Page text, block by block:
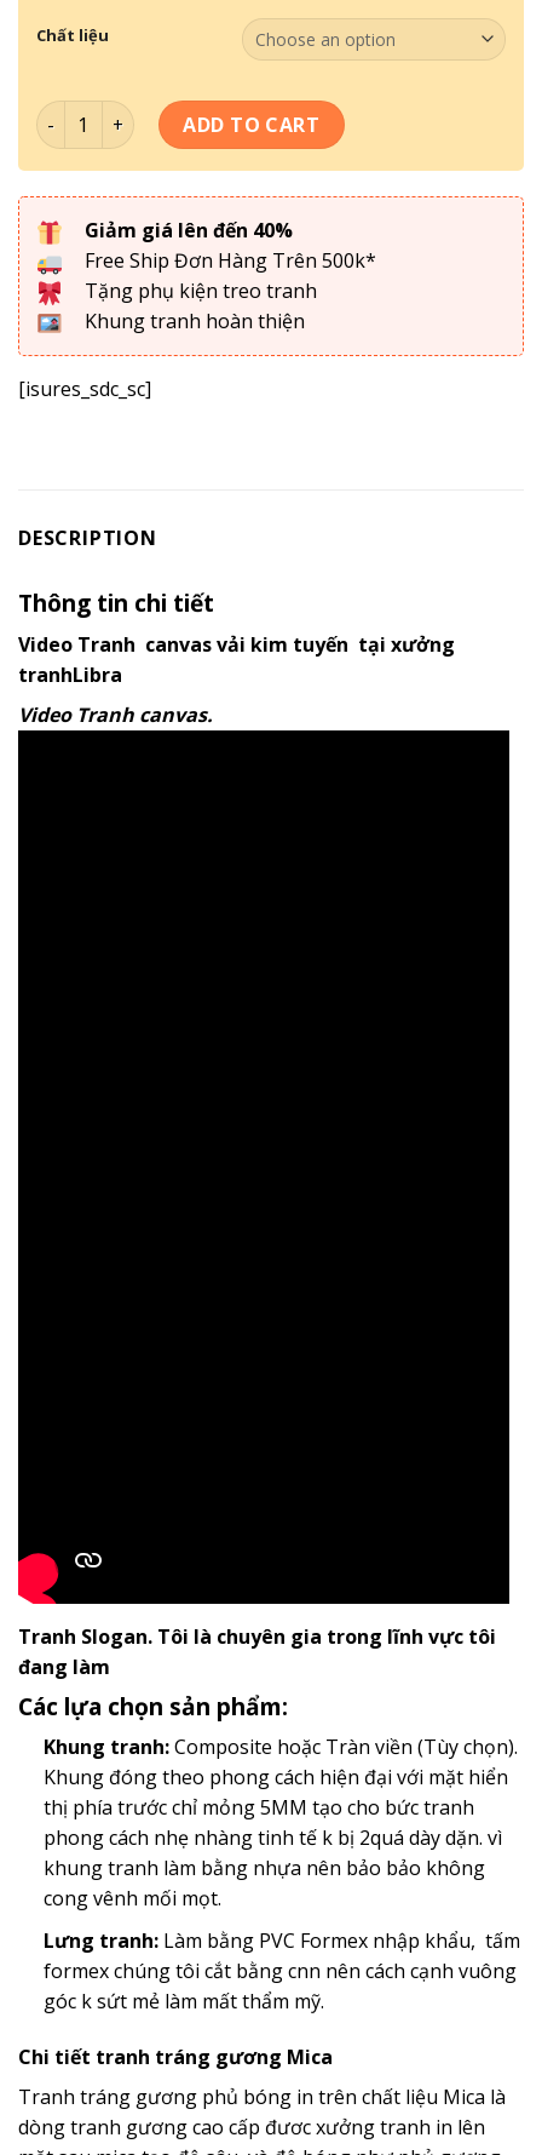
Chất liệu
Bộ 3 Tranh Sơn Dầu Bát Mã SD-014 quantity
ADD TO CART
Giảm giá lên đến 40%
Free Ship Đơn Hàng Trên 500k*
Tặng phụ kiện treo tranh
Khung tranh hoàn thiện
[isures_sdc_sc]
DESCRIPTION
Thông tin chi tiết
Video Tranh canvas vải kim tuyến tại xưởng
tranhLibra
Video Tranh canvas.
Tranh Slogan. Tôi là chuyên gia trong lĩnh vực tôi
đang làm
Các lựa chọn sản phẩm:
Khung tranh:Composite hoặc Tràn viền (Tùy chọn).
Khung đóng theo phong cách hiện đại với mặt hiển
thị phía trước chỉ mỏng 5MM tạo cho bức tranh
phong cách nhẹ nhàng tinh tế k bị 2quá dày dặn. vì
khung tranh làm bằng nhựa nên bảo bảo không
cong vênh mối mọt.
Lưng tranh:Làm bằng PVC Formex nhập khẩu, tấm
formex chúng tôi cắt bằng cnn nên cách cạnh vuông
góc k sứt mẻ làm mất thẩm mỹ.
Chi tiết tranh tráng gương Mica
Tranh tráng gương phủ bóng in trên chất liệu Mica là
dòng tranh gương cao cấp đươc xưởng tranh in lên